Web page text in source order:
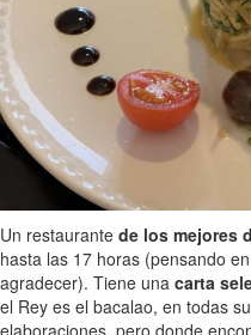
Un restaurante de los mejores
hasta las 17 horas (pensando
agradecer). Tiene una carta
el Rey es el bacalao, en todas
elaboraciones, pero donde